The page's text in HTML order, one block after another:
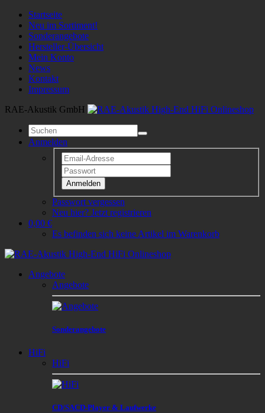
Startseite
Neu im Sortiment!
Sonderangebote
Hersteller-Übersicht
Mein Konto
News
Kontakt
Impressum
RAE-Akustik GmbH
Anmelden
Anmelden
Passwort vergessen
Neu hier? Jetzt registrieren
0,00 €
Es befinden sich keine Artikel im Warenkorb
Angebote
Angebote
Sonderangebote
HiFi
HiFi
CD/SACD-Player & Laufwerke